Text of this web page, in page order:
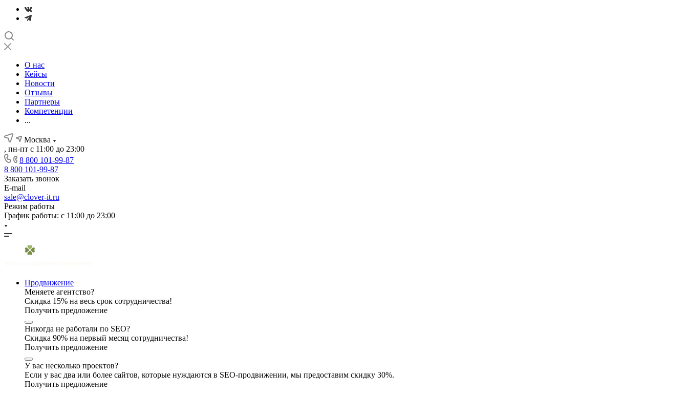
О нас
Кейсы
Новости
Отзывы
Партнеры
Компетенции
...
Москва
, пн-пт с 11:00 до 23:00
8 800 101-99-87
8 800 101-99-87
Заказать звонок
E-mail
sale@clover-it.ru
Режим работы
График работы: с 11:00 до 23:00
Продвижение
Меняете агентство?
Скидка 15% на весь срок сотрудничества!
Получить предложение
Никогда не работали по SEO?
Скидка 90% на первый месяц сотрудничества!
Получить предложение
У вас несколько проектов?
Если у вас два или более сайтов, которые нуждаются в SEO-продвижении, мы предоставим скидку 30%.
Получить предложение